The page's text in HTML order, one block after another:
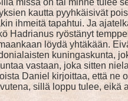
missä on tai minne tulee
kautta pyyhkäisivät
ihmeitä tapahtui. Ja
Hadrianus ryöstänyt
löydä yhtäkään.
kuningaskunta,
vastaan, joka sitten
Daniel kirjoittaa, että
sillä loppu tulee, eikä